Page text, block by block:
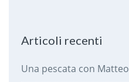
Articoli recenti
Una pescata con Matteo